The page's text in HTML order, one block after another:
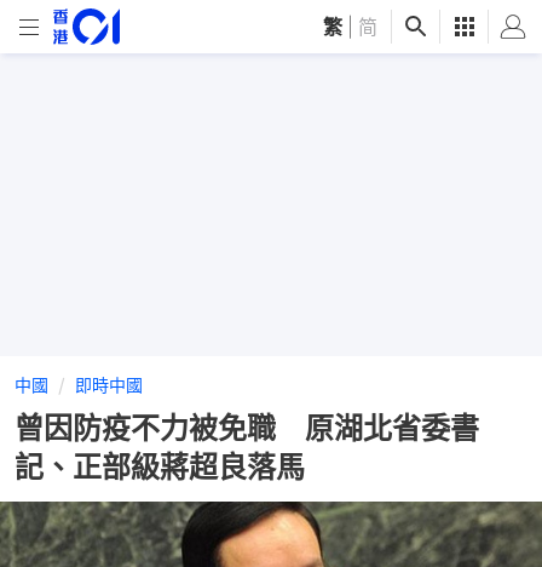
繁 简
中國 即時中國
曾因防疫不力被免職 原湖北省委書
記、正部級蔣超良落馬